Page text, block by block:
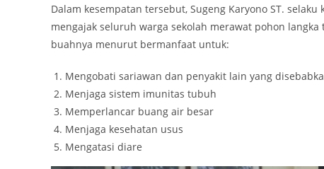
Dalam kesempatan tersebut, Sugeng Karyono ST.
mengajak seluruh warga sekolah merawat pohon
buahnya menurut bermanfaat untuk:
Mengobati sariawan dan penyakit lain yang
Menjaga sistem imunitas tubuh
Memperlancar buang air besar
Menjaga kesehatan usus
Mengatasi diare